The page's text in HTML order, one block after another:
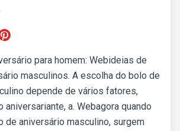
para homem: Webideias de
masculinos. A escolha do bolo de
depende de vários fatores,
a. Webagora quando
de aniversário masculino, surgem